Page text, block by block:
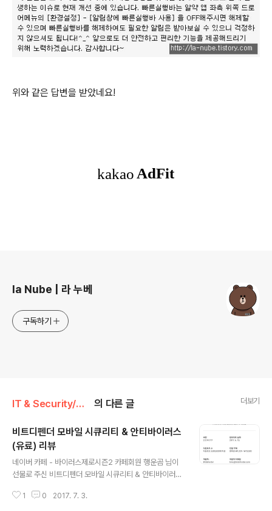
위와 같은 답변을 받았네요!
la Nube | 라 누베
구독하기
IT & Security/모바일 백신 의 다른 글 더보기
비트디펜더 모바일 시큐리티 & 안티바이러스
(유료) 리뷰
네이버 카페 - 바이러스제로시즌2 카페회원 행운곰 님이
선물로 주신 비트디펜더 모바일 시큐리티 & 안티바이러스
올리게 되었네요 ㅠㅠ (제가 게을러서 그렇습니다. 엉엉)안
1 0 2017. 7. 3.